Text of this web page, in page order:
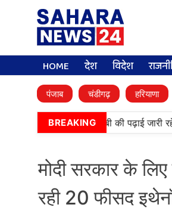
HOME देश विदेश
पंजाब चंडीगढ़ हरियाणा
BREAKING
आर्मी पब्लिक स्कूलों में पंजाबी की पढ़ाई जारी
मोदी सरकार के
रही 20 फीसद